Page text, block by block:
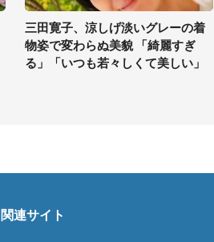
三田寛子、涼しげ淡いグレーの着
物姿で変わらぬ美貌 「綺麗すぎ
る」「いつも若々しくて美しい」
関連サイト